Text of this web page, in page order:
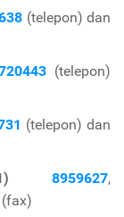
(telepon) dan
(telepon)
(telepon) dan
8959627,